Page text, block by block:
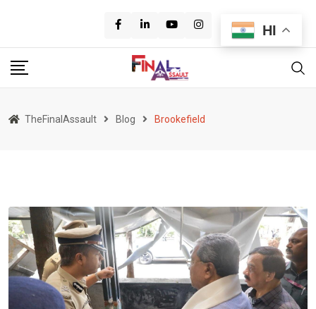
content
TheFinalAssault Blog Brookefield
HI